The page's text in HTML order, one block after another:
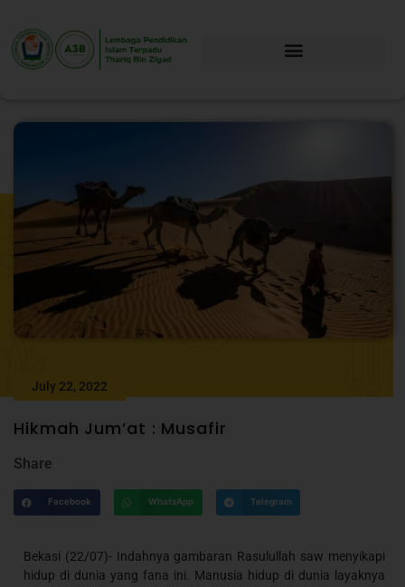
July 22, 2022
Hikmah Jum’at : Musafir
Share
Facebook WhatsApp Telegram
Bekasi (22/07)- Indahnya gambaran Rasulullah saw menyikapi
hidup di dunia yang fana ini. Manusia hidup di dunia layaknya